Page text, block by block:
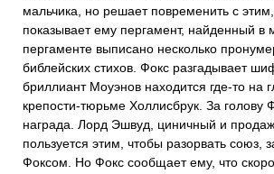
мальчика, но решает повременить с
показывает ему пергамент, найденный в
пергаменте выписано несколько
библейских стихов. Фокс разгадывает
бриллиант Моуэнов находится где-то на
крепости-тюрьме Холлисбрук. За голову
награда. Лорд Эшвуд, циничный и
пользуется этим, чтобы разорвать союз,
Фоксом. Но Фокс сообщает ему, что